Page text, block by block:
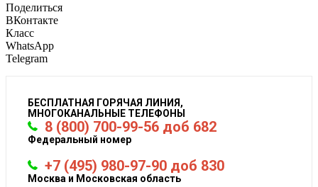
Поделиться
ВКонтакте
Класс
WhatsApp
Telegram
БЕСПЛАТНАЯ ГОРЯЧАЯ ЛИНИЯ,
МНОГОКАНАЛЬНЫЕ ТЕЛЕФОНЫ
8 (800) 700-99-56 доб 682
Федеральный номер
+7 (495) 980-97-90 доб 830
Москва и Московская область